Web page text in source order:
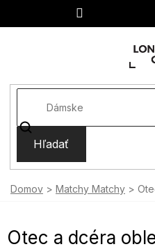
Hľadať
Domov Matchy Matchy
Otec a dcéra